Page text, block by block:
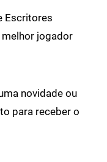
Escritores
jogador
novidade ou
para receber o